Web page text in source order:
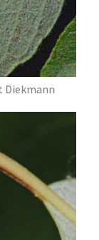
Diekmann